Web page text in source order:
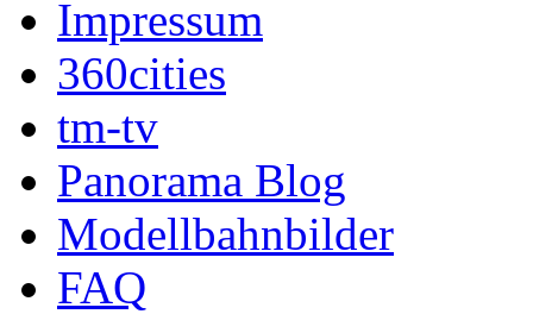
Impressum
360cities
tm-tv
Panorama Blog
Modellbahnbilder
FAQ